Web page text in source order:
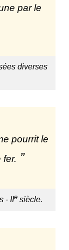
par le
diverses
pourrit le
- IIesiècle.